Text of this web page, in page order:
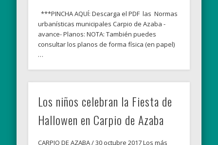
***PINCHA AQUÍ: Descarga el PDF las Normas
urbanísticas municipales Carpio de Azaba -
avance- Planos: NOTA: También puedes
consultar los planos de forma física (en papel)
…
Los niños celebran la Fiesta de
Hallowen en Carpio de Azaba
CARPIO DE AZABA / 30 octubre 2017 Los más